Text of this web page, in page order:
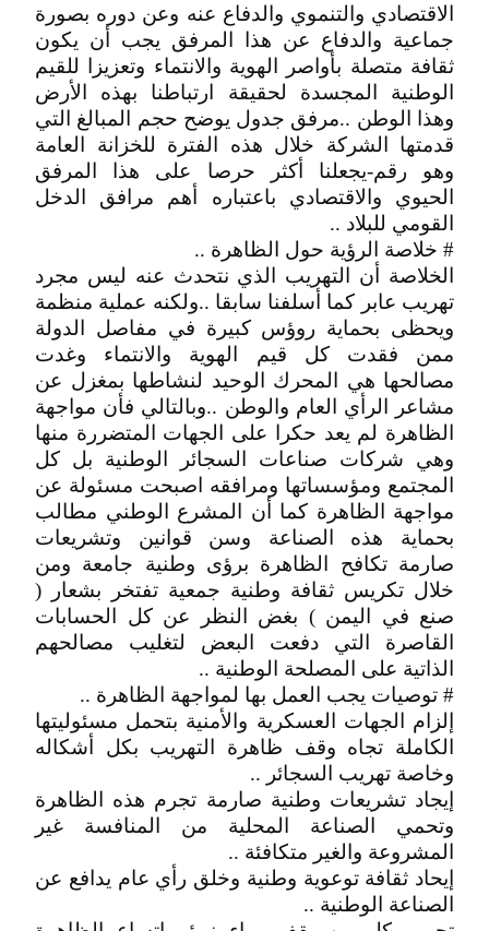
الاقتصادي والتنموي والدفاع عنه وعن دوره بصورة
جماعية والدفاع عن هذا المرفق يجب أن يكون
ثقافة متصلة بأواصر الهوية والانتماء وتعزيزا للقيم
الوطنية المجسدة لحقيقة ارتباطنا بهذه الأرض
وهذا الوطن ..مرفق جدول يوضح حجم المبالغ التي
قدمتها الشركة خلال هذه الفترة للخزانة العامة
وهو رقم-يجعلنا أكثر حرصا على هذا المرفق
الحيوي والاقتصادي باعتباره أهم مرافق الدخل
القومي للبلاد ..
# خلاصة الرؤية حول الظاهرة ..
الخلاصة أن التهريب الذي نتحدث عنه ليس مجرد
تهريب عابر كما أسلفنا سابقا ..ولكنه عملية منظمة
ويحظى بحماية روؤس كبيرة في مفاصل الدولة
ممن فقدت كل قيم الهوية والانتماء وغدت
مصالحها هي المحرك الوحيد لنشاطها بمغزل عن
مشاعر الرأي العام والوطن ..وبالتالي فأن مواجهة
الظاهرة لم يعد حكرا على الجهات المتضررة منها
وهي شركات صناعات السجائر الوطنية بل كل
المجتمع ومؤسساتها ومرافقه اصبحت مسئولة عن
مواجهة الظاهرة كما أن المشرع الوطني مطالب
بحماية هذه الصناعة وسن قوانين وتشريعات
صارمة تكافح الظاهرة برؤى وطنية جامعة ومن
خلال تكريس ثقافة وطنية جمعية تفتخر بشعار (
صنع في اليمن ) بغض النظر عن كل الحسابات
القاصرة التي دفعت البعض لتغليب مصالحهم
الذاتية على المصلحة الوطنية ..
# توصيات يجب العمل بها لمواجهة الظاهرة ..
إلزام الجهات العسكرية والأمنية بتحمل مسئوليتها
الكاملة تجاه وقف ظاهرة التهريب بكل أشكاله
وخاصة تهريب السجائر ..
إيجاد تشريعات وطنية صارمة تجرم هذه الظاهرة
وتحمي الصناعة المحلية من المنافسة غير
المشروعة والغير متكافئة ..
إيحاد ثقافة توعوية وطنية وخلق رأي عام يدافع عن
الصناعة الوطنية ..